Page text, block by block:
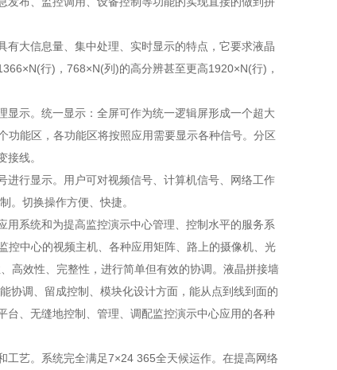
大信息量、集中处理、实时显示的特点，它要求液晶
行)，768×N(列)的高分辨甚至更高1920×N(行)，
示。统一显示：全屏可作为统一逻辑屏形成一个超大
能区，各功能区将按照应用需要显示各种信号。分区
线。
行显示。用户可对视频信号、计算机信号、网络工作
。切换操作方便、快捷。
系统和为提高监控演示中心管理、控制水平的服务系
控中心的视频主机、各种应用矩阵、路上的摄像机、光
高效性、完整性，进行简单但有效的协调。液晶拼接墙
协调、留成控制、模块化设计方面，能从点到线到面的
、无缝地控制、管理、调配监控演示中心应用的各种
工艺。系统完全满足7×24 365全天候运作。在提高网络